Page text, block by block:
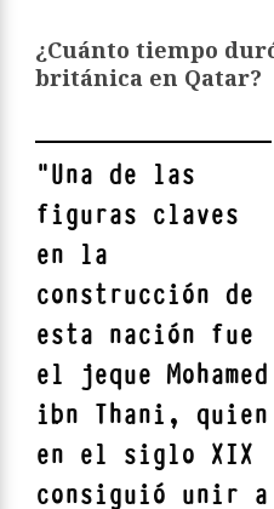
¿Cuánto tiempo
británica en Qatar?
"Una de las
figuras claves
en la
construcción de
esta nación fue
el jeque Mohamed
ibn Thani, quien
en el siglo XIX
consiguió unir a